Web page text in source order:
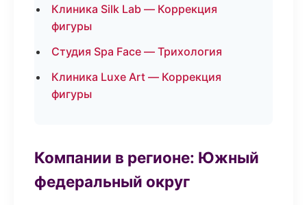
Клиника Silk Lab — Коррекция
фигуры
Студия Spa Face — Трихология
Клиника Luxe Art — Коррекция
фигуры
Компании в регионе: Южный
федеральный округ